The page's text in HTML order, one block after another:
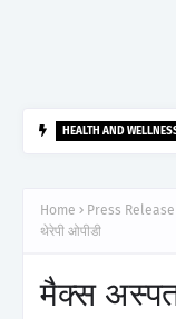
HEALTH AND
Home Press
थेरेपी ओपीडी
मैक्स